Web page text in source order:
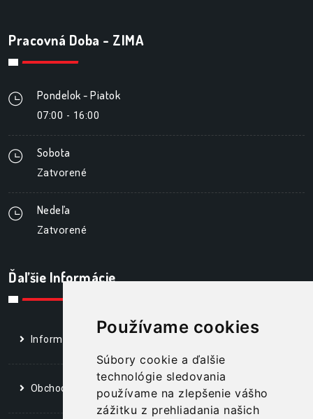
Používame cookies
Súbory cookie a ďalšie
technológie sledovania
používame na zlepšenie vášho
zážitku z prehliadania našich
Pracovná Doba - ZIMA
Pondelok - Piatok
07:00 - 16:00
Sobota
Zatvorené
Nedeľa
Zatvorené
Ďaľšie Informácie
Informácie pre spotrebiteľa
Obchodné podmienky